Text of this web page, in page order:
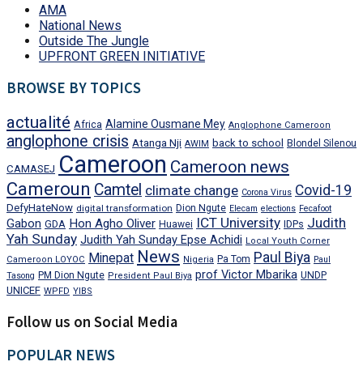
AMA
National News
Outside The Jungle
UPFRONT GREEN INITIATIVE
BROWSE BY TOPICS
actualité Africa Alamine Ousmane Mey Anglophone Cameroon
anglophone crisis Atanga Nji AWIM back to school Blondel Silenou
CAMASEJ Cameroon Cameroon news
Cameroun Camtel climate change Corona Virus Covid-19
DefyHateNow digital transformation Dion Ngute Elecam elections Fecafoot
Gabon GDA Hon Agho Oliver Huawei ICT University IDPs Judith
Yah Sunday Judith Yah Sunday Epse Achidi Local Youth Corner
Cameroon LOYOC Minepat News Nigeria Pa Tom Paul Biya Paul
Tasong PM Dion Ngute President Paul Biya prof Victor Mbarika UNDP
UNICEF WPFD YIBS
Follow us on Social Media
POPULAR NEWS